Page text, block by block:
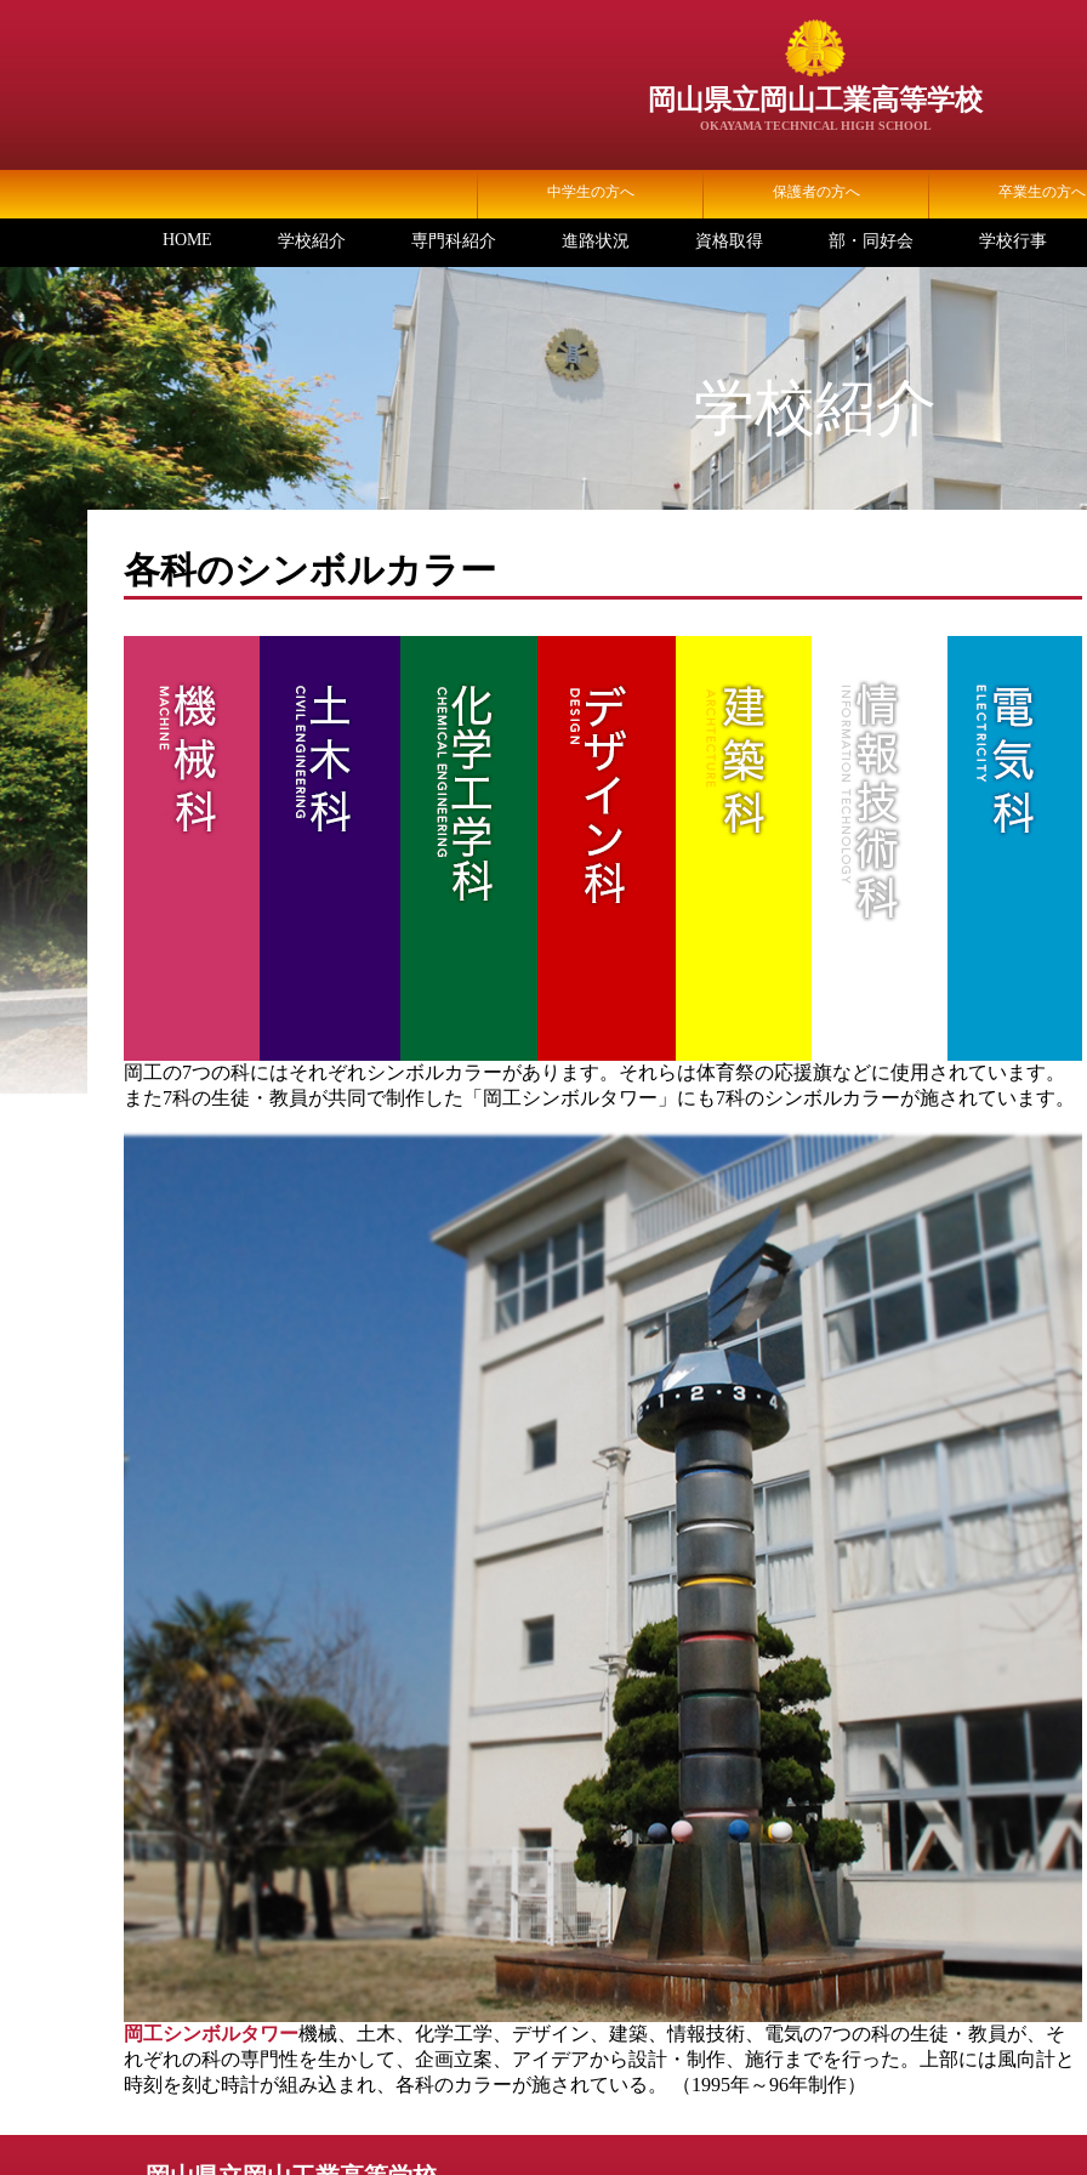
岡山県立岡山工業高等学校
OKAYAMA TECHNICAL HIGH SCHOOL
中学生の方へ 保護者の方へ 卒業生の方へ
HOME 学校紹介 専門科紹介 進路状況 資格取得 部・同好会 学校行事
学校紹介
各科のシンボルカラー
岡工の7つの科にはそれぞれシンボルカラーがあります。それらは体育祭の応援旗などに使用されています。
また7科の生徒・教員が共同で制作した「岡工シンボルタワー」にも7科のシンボルカラーが施されています。
岡工シンボルタワー機械、土木、化学工学、デザイン、建築、情報技術、電気の7つの科の生徒・教員が、そ
れぞれの科の専門性を生かして、企画立案、アイデアから設計・制作、施行までを行った。上部には風向計と
時刻を刻む時計が組み込まれ、各科のカラーが施されている。 （1995年～96年制作）